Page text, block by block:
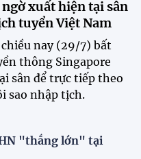
lai sau tin đồn sang
sao trẻ của ĐT Việt
"thắng lớn" tại